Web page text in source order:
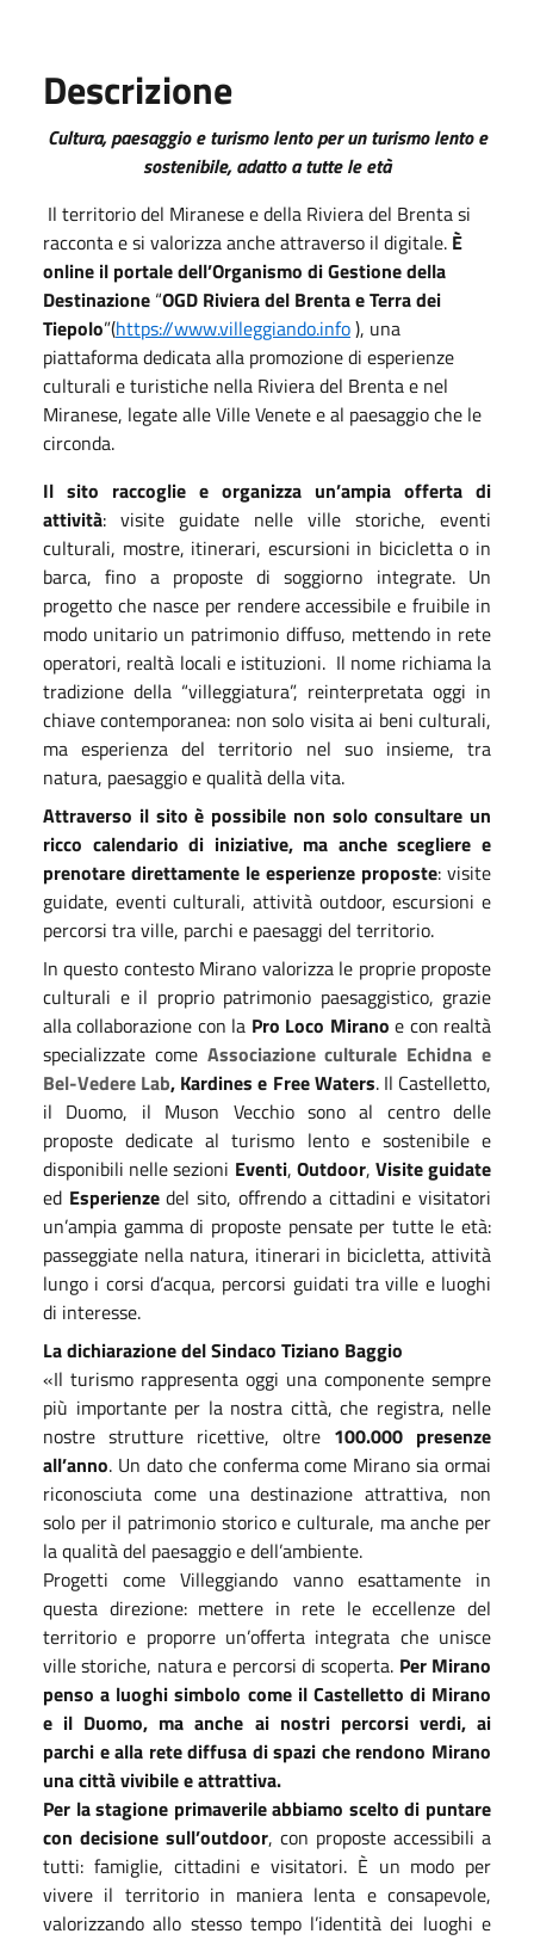
Descrizione
Cultura, paesaggio e turismo lento per un turismo lento e
sostenibile, adatto a tutte le età
Il territorio del Miranese e della Riviera del Brenta si
racconta e si valorizza anche attraverso il digitale. È
online il portale dell’Organismo di Gestione della
Destinazione “OGD Riviera del Brenta e Terra dei
Tiepolo”(https://www.villeggiando.info), una
piattaforma dedicata alla promozione di esperienze
culturali e turistiche nella Riviera del Brenta e nel
Miranese, legate alle Ville Venete e al paesaggio che le
circonda.
Il sito raccoglie e organizza un’ampia offerta di
attività: visite guidate nelle ville storiche, eventi
culturali, mostre, itinerari, escursioni in bicicletta o in
barca, fino a proposte di soggiorno integrate. Un
progetto che nasce per rendere accessibile e fruibile in
modo unitario un patrimonio diffuso, mettendo in rete
operatori, realtà locali e istituzioni. Il nome richiama la
tradizione della “villeggiatura”, reinterpretata oggi in
chiave contemporanea: non solo visita ai beni culturali,
ma esperienza del territorio nel suo insieme, tra
natura, paesaggio e qualità della vita.
Attraverso il sito è possibile non solo consultare un
ricco calendario di iniziative, ma anche scegliere e
prenotare direttamente le esperienze proposte: visite
guidate, eventi culturali, attività outdoor, escursioni e
percorsi tra ville, parchi e paesaggi del territorio.
In questo contesto Mirano valorizza le proprie proposte
culturali e il proprio patrimonio paesaggistico, grazie
alla collaborazione con la Pro Loco Mirano e con realtà
specializzate come Associazione culturale Echidna e
Bel-Vedere Lab, Kardines e Free Waters. Il Castelletto,
il Duomo, il Muson Vecchio sono al centro delle
proposte dedicate al turismo lento e sostenibile e
disponibili nelle sezioni Eventi, Outdoor, Visite guidate
ed Esperienzedel sito, offrendo a cittadini e visitatori
un’ampia gamma di proposte pensate per tutte le età:
passeggiate nella natura, itinerari in bicicletta, attività
lungo i corsi d’acqua, percorsi guidati tra ville e luoghi
di interesse.
La dichiarazione del Sindaco Tiziano Baggio
«Il turismo rappresenta oggi una componente sempre
più importante per la nostra città, che registra, nelle
nostre strutture ricettive, oltre 100.000 presenze
all’anno. Un dato che conferma come Mirano sia ormai
riconosciuta come una destinazione attrattiva, non
solo per il patrimonio storico e culturale, ma anche per
la qualità del paesaggio e dell’ambiente.
Progetti come Villeggiando vanno esattamente in
questa direzione: mettere in rete le eccellenze del
territorio e proporre un’offerta integrata che unisce
ville storiche, natura e percorsi di scoperta. Per Mirano
penso a luoghi simbolo come il Castelletto di Mirano
e il Duomo, ma anche ai nostri percorsi verdi, ai
parchi e alla rete diffusa di spazi che rendono Mirano
una città vivibile e attrattiva.
Per la stagione primaverile abbiamo scelto di puntare
con decisione sull’outdoor, con proposte accessibili a
tutti: famiglie, cittadini e visitatori. È un modo per
vivere il territorio in maniera lenta e consapevole,
valorizzando allo stesso tempo l’identità dei luoghi e